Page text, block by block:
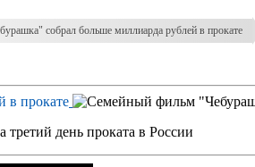
собрал больше миллиарда рублей в прокате
день проката в России